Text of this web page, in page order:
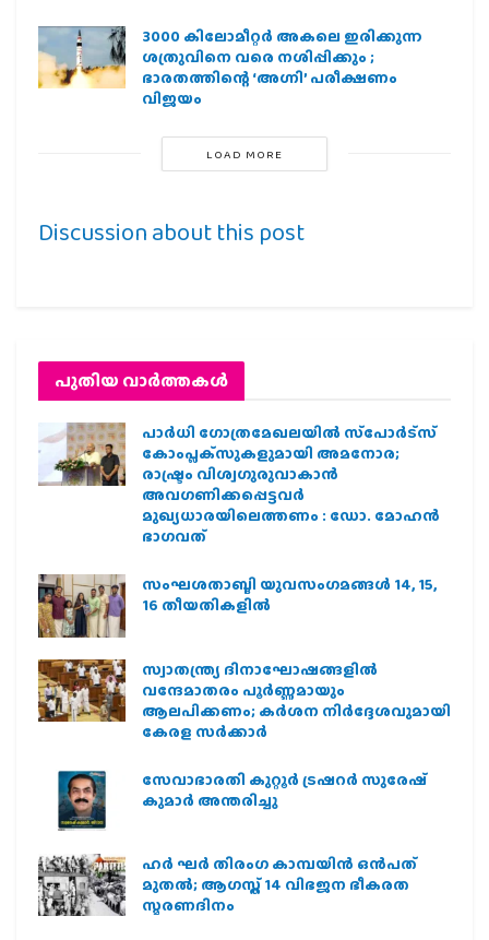
3000 കിലോമീറ്റർ അകലെ ഇരിക്കുന്ന
ശത്രുവിനെ വരെ നശിപ്പിക്കും ;
ഭാരതത്തിന്റെ ‘അഗ്നി’ പരീക്ഷണം
വിജയം
LOAD MORE
Discussion about this post
പുതിയ വാര്‍ത്തകള്‍
പാര്‍ധി ഗോത്രമേഖലയില്‍ സ്‌പോര്‍ട്‌സ്
കോംപ്ലക്‌സുകളുമായി അമനോര;
രാഷ്ട്രം വിശ്വഗുരുവാകാന്‍
അവഗണിക്കപ്പെട്ടവര്‍
മുഖ്യധാരയിലെത്തണം : ഡോ. മോഹന്‍
ഭാഗവത്
സംഘശതാബ്ദി യുവസംഗമങ്ങള്‍ 14, 15,
16 തീയതികളില്‍
സ്വാതന്ത്ര്യ ദിനാഘോഷങ്ങളിൽ
വന്ദേമാതരം പൂർണ്ണമായും
ആലപിക്കണം; കർശന നിർദ്ദേശവുമായി
കേരള സർക്കാർ
സേവാഭാരതി കുറ്റൂർ ട്രഷറർ സുരേഷ്
കുമാർ അന്തരിച്ചു
ഹര്‍ ഘര്‍ തിരംഗ കാമ്പയിന്‍ ഒന്‍പത്
മുതല്‍; ആഗസ്ത് 14 വിഭജന ഭീകരത
സ്മരണദിനം